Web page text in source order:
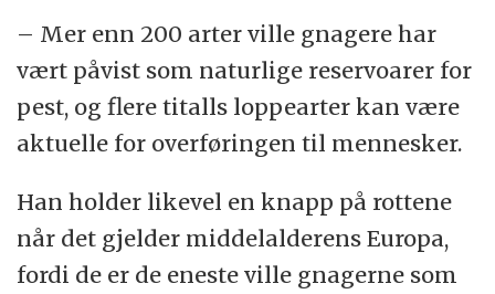
– Mer enn 200 arter ville gnagere har
vært påvist som naturlige reservoarer for
pest, og flere titalls loppearter kan være
aktuelle for overføringen til mennesker.
Han holder likevel en knapp på rottene
når det gjelder middelalderens Europa,
fordi de er de eneste ville gnagerne som